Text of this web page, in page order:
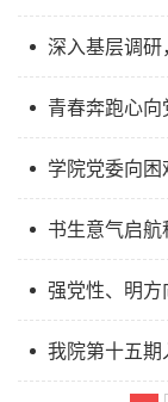
深入基层调
青春奔跑心
学院党委向
书生意气启
强党性、明方向、勇担当、守
我院第十五期入